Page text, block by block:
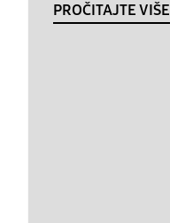
PROČITAJTE VIŠE